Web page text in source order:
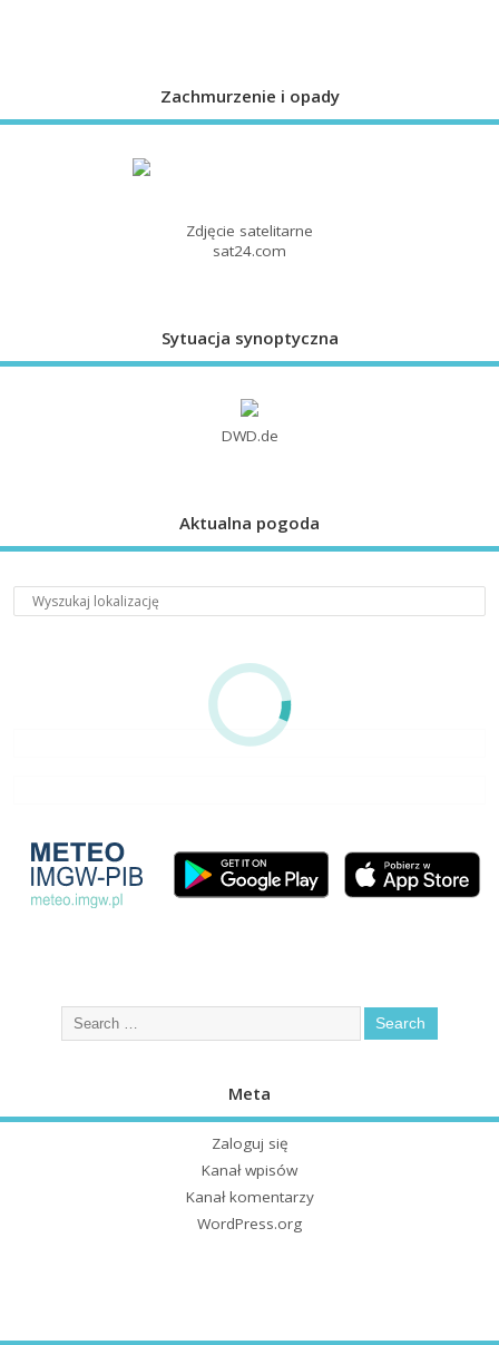
Zachmurzenie i opady
Zdjęcie satelitarne
sat24.com
Sytuacja synoptyczna
DWD.de
Aktualna pogoda
Meta
Zaloguj się
Kanał wpisów
Kanał komentarzy
WordPress.org